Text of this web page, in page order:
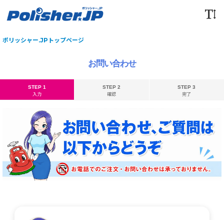
ポリッシャー.JPトップページ
お問い合わせ
STEP 1
入力
STEP 2
確認
STEP 3
完了